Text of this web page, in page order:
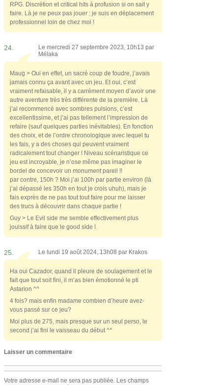
RPG. Discrétion et critical hits à profusion si on sait y
faire. Là je ne peux pas jouer : je suis en déplacement
professionnel loin de chez moi !
24.
Le mercredi 27 septembre 2023, 10h13 par
Mélaka
Maug > Oui en effet, un sacré coup de foudre, j’avais
jamais connu ça avant avec un jeu. Et oui, c’est
vraiment refaisable, il y a carrément moyen d’avoir une
autre aventure très très différente de la première. Là
j’ai recommencé avec sombres pulsions, c’est
excellentissime, et j’ai pas tellement l’impression de
refaire (sauf quelques parties inévitables). En fonction
des choix, et de l’ordre chronologique avec lequel tu
les fais, y a des choses qui peuvent vraiment
radicalement tout changer ! Niveau scénaristique ce
jeu est incroyable, je n’ose même pas imaginer le
bordel de concevoir un monument pareil !!
par contre, 150h ? Moi j’ai 100h par partie environ (là
j’ai dépassé les 350h en tout je crois uhuh), mais je
fais exprès de ne pas tout tout faire pour me laisser
des trucs à découvrir dans chaque partie !
Guy > Le Evil side me semble effectivement plus
jouissif à faire que le good side !
25. Le lundi 19 août 2024, 13h08 par Krakos
Ha oui Cazador, quand il pleure de soulagement et le
fait que tout soit fini, il m’as bien émotionné le pti
Astarion ^^
4 fois? mais enfin madame combien d’heure avez-
vous passé sur ce jeu?
Moi plus de 275, mais presque sur un seul perso, le
second j’ai fini le vaisseau du début ^^
Laisser un commentaire
Votre adresse e-mail ne sera pas publiée. Les champs